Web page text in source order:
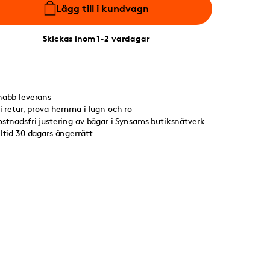
Lägg till i kundvagn
Skickas inom 1-2 vardagar
leverans
retur, prova hemma i lugn och ro
justering av bågar i Synsams butiksnätverk
30 dagars ångerrätt